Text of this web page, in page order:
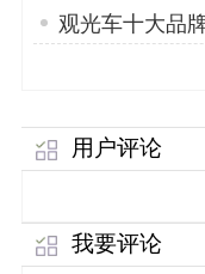
观光车十大品
护电池的优点
用户评论
我要评论